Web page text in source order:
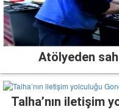
Atölyeden
Talha’nın iletişim